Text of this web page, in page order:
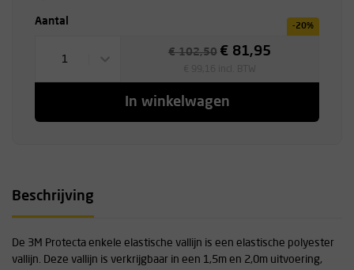
Aantal -20%
1
€ 102,50 € 81,95
In winkelwagen
Beschrijving
De 3M Protecta enkele elastische vallijn is een elastische polyester
vallijn. Deze vallijn is verkrijgbaar in een 1,5m en 2,0m uitvoering,